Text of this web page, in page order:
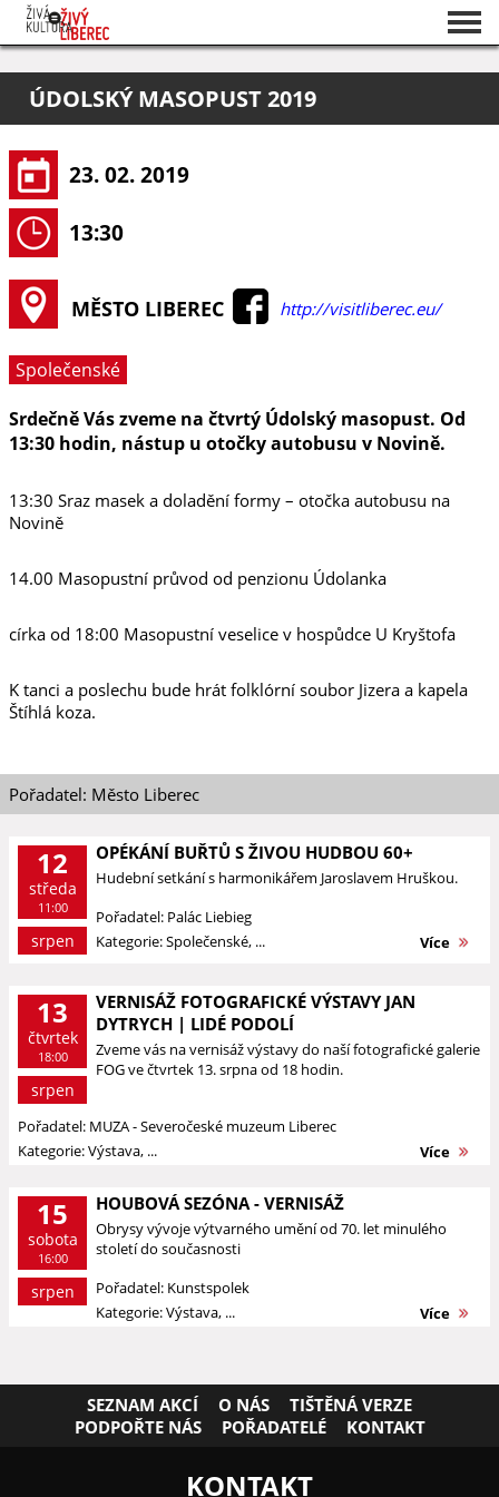
O projektu
Pořadatelé
ÚDOLSKÝ MASOPUST 2019
23. 02. 2019
13:30
MĚSTO LIBEREC http://visitliberec.eu/
Společenské
Srdečně Vás zveme na čtvrtý Údolský masopust. Od
13:30 hodin, nástup u otočky autobusu v Novině.
13:30 Sraz masek a doladění formy – otočka autobusu na
Novině
14.00 Masopustní průvod od penzionu Údolanka
círka od 18:00 Masopustní veselice v hospůdce U Kryštofa
K tanci a poslechu bude hrát folklórní soubor Jizera a kapela
Štíhlá koza.
Pořadatel: Město Liberec
12
středa
11:00
srpen
OPÉKÁNÍ BUŘTŮ S ŽIVOU HUDBOU 60+
Hudební setkání s harmonikářem Jaroslavem Hruškou.
Pořadatel: Palác Liebieg
Kategorie: Společenské, ...
Více
13
čtvrtek
18:00
srpen
VERNISÁŽ FOTOGRAFICKÉ VÝSTAVY JAN
DYTRYCH | LIDÉ PODOLÍ
Zveme vás na vernisáž výstavy do naší fotografické galerie
FOG ve čtvrtek 13. srpna od 18 hodin.
Pořadatel: MUZA - Severočeské muzeum Liberec
Kategorie: Výstava, ...
Více
15
sobota
16:00
srpen
HOUBOVÁ SEZÓNA - VERNISÁŽ
Obrysy vývoje výtvarného umění od 70. let minulého
století do současnosti
Pořadatel: Kunstspolek
Kategorie: Výstava, ...
Více
SEZNAM AKCÍ O NÁS
TIŠTĚNÁ VERZE
PODPOŘTE NÁS
POŘADATELÉ KONTAKT
KONTAKT